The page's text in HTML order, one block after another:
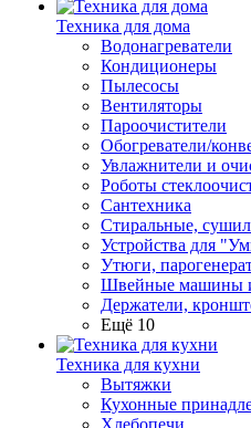
Техника для дома
Водонагреватели
Кондиционеры
Пылесосы
Вентиляторы
Пароочистители
Обогреватели/
Увлажнители и
Роботы
Сантехника
Стиральные,
Устройства для
Утюги,
Швейные машины
Держатели,
Ещё 10
Техника для кухни
Вытяжки
Кухонные
Хлебопечи